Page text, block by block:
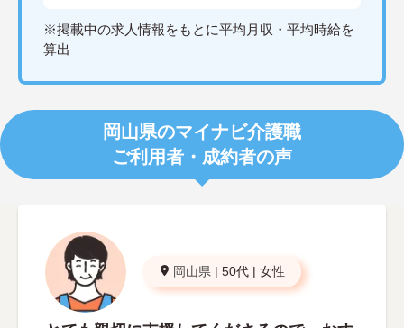
※掲載中の求人情報をもとに平均月収・平均時給を
算出
岡山県のマイナビ介護職
ご利用者・成約者の声
岡山県 | 50代 | 女性